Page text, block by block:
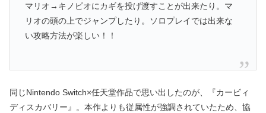
マリオ→キノピオにカギを投げ渡すことが出来たり。マ
リオの頭の上でジャンプしたり。ソロプレイでは出来な
い攻略方法が楽しい！！
同じNintendo Switch×任天堂作品で思い出したのが、『カービィ
ディスカバリー』。本作よりも従属性が強調されていたため、協